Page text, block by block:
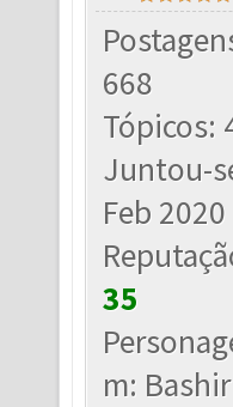
668
Tópicos:
Juntou-
Feb 2020
35
m: Bashir